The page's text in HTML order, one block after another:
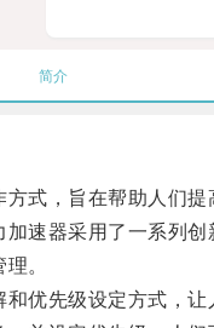
简介
，旨在帮助人们提
器采用了一系列创
。
先级设定方式，让